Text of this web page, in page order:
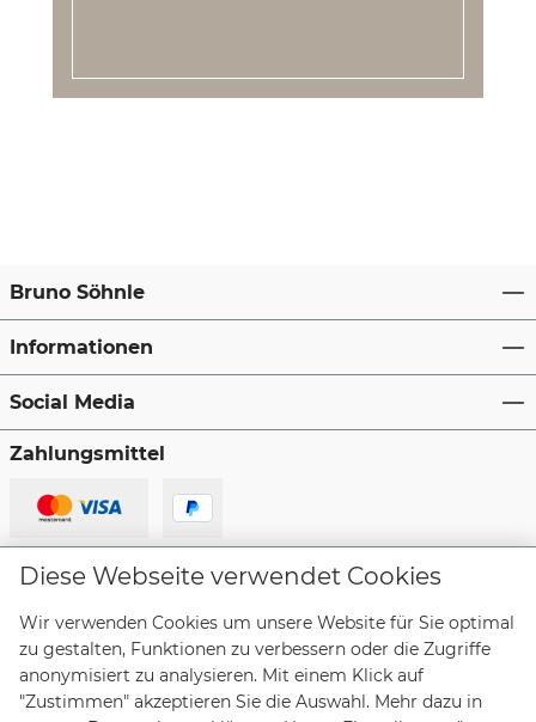
Bruno Söhnle
Informationen
Social Media
Zahlungsmittel
Lieferanten
Diese Webseite verwendet Cookies
Wir verwenden Cookies um unsere Website für Sie optimal
zu gestalten, Funktionen zu verbessern oder die Zugriffe
anonymisiert zu analysieren. Mit einem Klick auf
"Zustimmen" akzeptieren Sie die Auswahl. Mehr dazu in